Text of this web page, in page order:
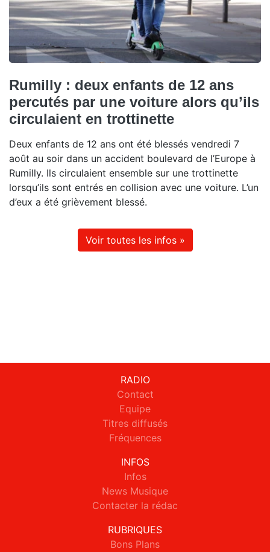
Rumilly : deux enfants de 12 ans
percutés par une voiture alors qu’ils
circulaient en trottinette
Deux enfants de 12 ans ont été blessés vendredi 7
août au soir dans un accident boulevard de l’Europe à
Rumilly. Ils circulaient ensemble sur une trottinette
lorsqu’ils sont entrés en collision avec une voiture. L’un
d’eux a été grièvement blessé.
Voir toutes les infos »
RADIO
Contact
Equipe
Titres diffusés
Fréquences
INFOS
Infos
News Musique
Contacter la rédac
RUBRIQUES
Bons Plans